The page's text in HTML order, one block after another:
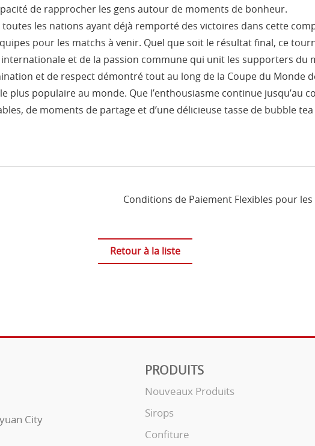
de rapprocher les gens autour de moments de bonheur.
les nations ayant déjà remporté des victoires dans cette
pour les matchs à venir. Quel que soit le résultat final, ce
et de la passion commune qui unit les supporters du
et de respect démontré tout au long de la Coupe du Monde
plus populaire au monde. Que l’enthousiasme continue jusqu’au
de moments de partage et d’une délicieuse tasse de bubble
Conditions de Paiement Flexibles pour
Retour à la liste
PRODUITS
Nouveaux Produits
Sirops
Confiture
City